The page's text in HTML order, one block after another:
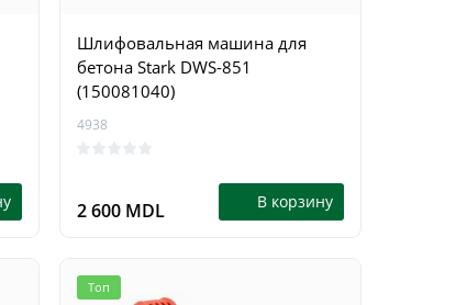
Шлифовальная машина для
бетона Stark DWS-851
(150081040)
4938
2 600 MDL В корзину
Топ